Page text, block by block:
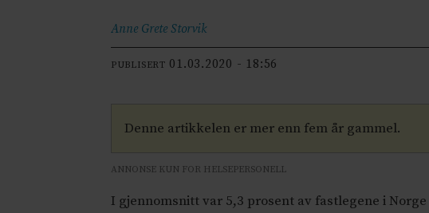
Anne Grete Storvik
PUBLISERT 01.03.2020 - 18:56
Denne artikkelen er mer enn fem år gammel.
ANNONSE KUN FOR HELSEPERSONELL
I gjennomsnitt var 5,3 prosent av fastlegene i